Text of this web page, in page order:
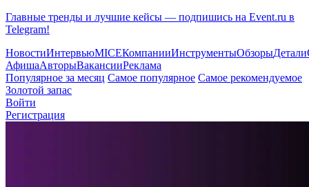
Главные тренды и лучшие кейсы — подпишись на Event.ru в
Telegram!
НовостиИнтервьюMICEКомпанииИнструментыОбзорыДетали
АфишаАвторыВакансииРеклама
Популярное за месяц Самое популярное Самое рекомендуемое
Золотой запас
Войти
Регистрация